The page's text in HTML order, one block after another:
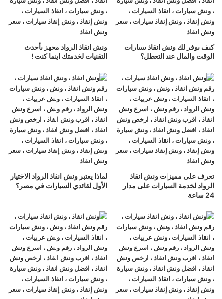
اقرب ونش انقاذفي غضون 15 دقائق بحد اقصي.
تليفون ونش انقاذ سياراتفي السخنة
ونش انقاذ السخنةنحنأرخص ونش أنقاذفي السخنة وأسرع ونش
منك ,ونش انقاذالسخنة منونش انقاذ
الرواد نعمل منذ 33 عاما
ومتخصصون في أنقاذ ورفع السيارات وخدمات الإنقاذ السريع ولدينا
اسطول سيارات إنقاذ منتشرة في السخنة و جميع انحاء الجمهورية
لإنقاذ و رفع السيارات المعطلة و سيارات الحوادث.
تتميز خدمةإنقاذ السياراتمن شركة الرواد
لإنقاذ و رفع السيارات بالأتي :
نتعهد بوصولونش الانقاذ بسرعة إلىموقعكفي السخنة خلال
10 دقائق بحد اقصي.
يمكنك الاتصال بنا أو ارسال موقعك علي
بريد إلكتروني
إلى أحد ممثلينا الموجودين لارسال
أقرب ونش
انقاذ اليك في أي وقت.
ونش انقاذ سياراتالرواد مؤمن بالكامل حتي لا يسب اي تلف
اجزاء سياراتك.
لديناافضل ونش انقاذ سيارات واسرع ونش انقاذ سياراتو
اقرب ونش انقاذ سياراتكما نقدم خدمةانقاذ سياراتباقل
كيف يوفر لك ونش انقاذ سيارات
الوقت والمال عند التعطل؟
ونش انقاذ الرواد مجهز بأحدث
التقنيات لخدمتك اينما كنت !
تعرف على مميزات ونش انقاذ
الرواد لخدمة السيارات على مدار
24 ساعة
لماذا يعتبر ونش انقاذ الرواد الاختيار
الأول لقائدي السيارات في مصر؟